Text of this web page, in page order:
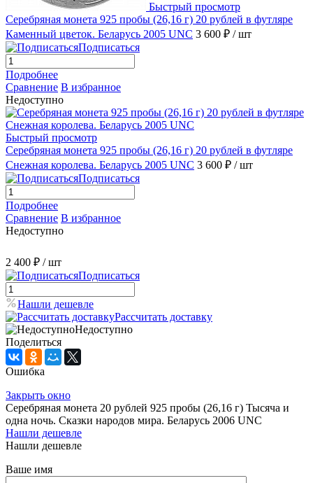
Быстрый просмотр
Серебряная монета 925 пробы (26,16 г) 20 рублей в футляре
Каменный цветок. Беларусь 2005 UNC 3 600 ₽ / шт
Подписаться
Подробнее
Сравнение В избранное
Недоступно
Быстрый просмотр
Серебряная монета 925 пробы (26,16 г) 20 рублей в футляре
Снежная королева. Беларусь 2005 UNC 3 600 ₽ / шт
Подписаться
Подробнее
Сравнение В избранное
Недоступно
2 400 ₽ / шт
Подписаться
Нашли дешевле
Рассчитать доставку
Недоступно
Поделиться
Ошибка
Закрыть окно
Серебряная монета 20 рублей 925 пробы (26,16 г) Тысяча и
одна ночь. Сказки народов мира. Беларусь 2006 UNC
Нашли дешевле
Нашли дешевле
Ваше имя